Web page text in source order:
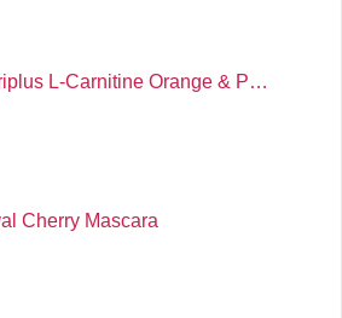
L-Carnitine Orange & P…
Cherry Mascara